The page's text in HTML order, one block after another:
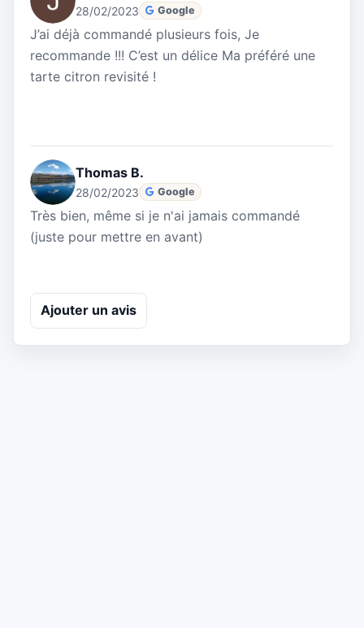
28/02/2023 Google
J’ai déjà commandé plusieurs fois, Je
recommande !!! C’est un délice Ma préféré une
tarte citron revisité !
Thomas B.
28/02/2023 Google
Très bien, même si je n'ai jamais commandé
(juste pour mettre en avant)
Ajouter un avis